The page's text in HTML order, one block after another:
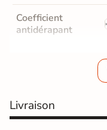
Coefficient
antidérapant
Bords
Livraison